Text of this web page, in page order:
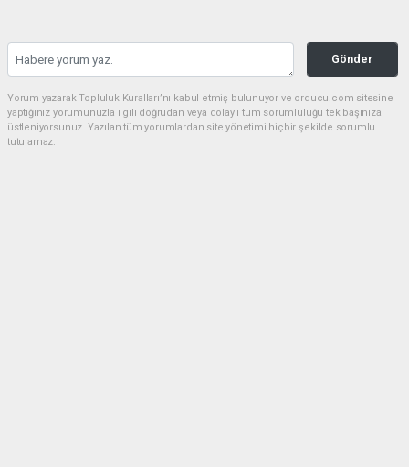
Gönder
Yorum yazarak Topluluk Kuralları’nı kabul etmiş bulunuyor ve orducu.com sitesine
yaptığınız yorumunuzla ilgili doğrudan veya dolaylı tüm sorumluluğu tek başınıza
üstleniyorsunuz. Yazılan tüm yorumlardan site yönetimi hiçbir şekilde sorumlu
tutulamaz.